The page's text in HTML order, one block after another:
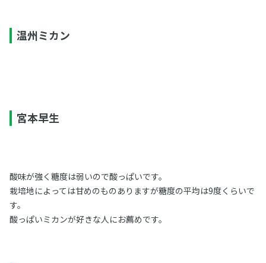
温州ミカン
宮本早生
酸味が強く糖度は弱いので酸っぱいです。
栽培地によっては甘めのものありますが糖度の平均は9度くらいで
す。
酸っぱいミカンが好きな人にお薦めです。